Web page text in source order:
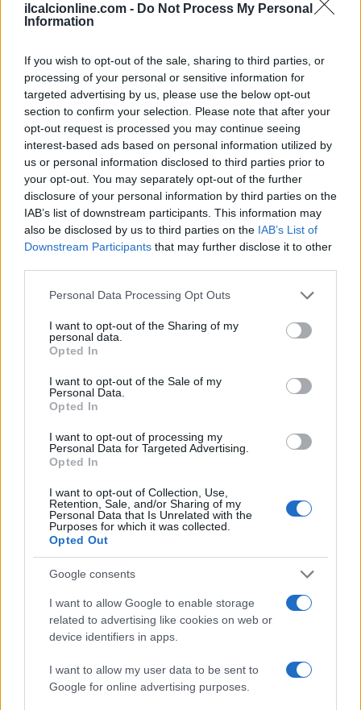
ilcalcionline.com - Do Not Process My Personal
Information
If you wish to opt-out of the sale, sharing to third parties, or
processing of your personal or sensitive information for
targeted advertising by us, please use the below opt-out
section to confirm your selection. Please note that after your
opt-out request is processed you may continue seeing
interest-based ads based on personal information utilized by
us or personal information disclosed to third parties prior to
your opt-out. You may separately opt-out of the further
disclosure of your personal information by third parties on the
IAB’s list of downstream participants. This information may
also be disclosed by us to third parties on the IAB’s List of
Downstream Participants that may further disclose it to other
Please note that this website/app uses one or more Google
not limited to your visit or usage behaviour. You may click to
grant or deny consent to Google and its third-party tags to
use your data for below specified purposes in below Google
consent section.
Personal Data Processing Opt Outs
I want to opt-out of the Sharing of my
personal data.
Opted In
I want to opt-out of the Sale of my
Personal Data.
Opted In
I want to opt-out of processing my
Personal Data for Targeted Advertising.
Opted In
I want to opt-out of Collection, Use,
Retention, Sale, and/or Sharing of my
Personal Data that Is Unrelated with the
Purposes for which it was collected.
Opted Out
Google consents
I want to allow Google to enable storage
related to advertising like cookies on web or
device identifiers in apps.
I want to allow my user data to be sent to
Google for online advertising purposes.
Come le accademie d’élite formano talenti: il modello Barça
nel femminile
Ilaria Mauri · 6 Ago 2026
CALCIO FEMMINILE
Piacenza femminile in serie C: calendario, avversarie e nuovo
acquisto
Protocollo U17 femminile: primo controllo, pressing e
transizioni per alzare intensità e decision making
Come le accademie d’élite formano talenti: il modello Barça
nel femminile
Piacenza femminile in serie C: calendario, avversarie e nuovo
acquisto
Trasferimenti nel calcio femminile: status, vincoli e indennità
di formazione